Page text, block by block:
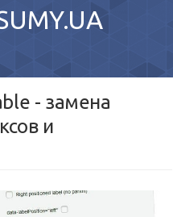
- замена
и